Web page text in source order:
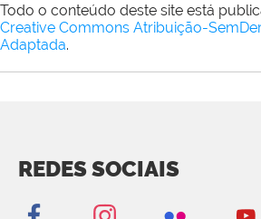
Todo o conteúdo deste site está
Creative Commons Atribuição-
Adaptada.
REDES SOCIAIS